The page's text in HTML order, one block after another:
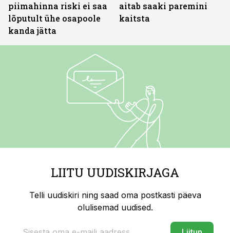
piimahinna riski ei saa
lõputult ühe osapoole
kanda jätta
aitab saaki paremini
kaitsta
LIITU UUDISKIRJAGA
Telli uudiskiri ning saad oma postkasti päeva
olulisemad uudised.